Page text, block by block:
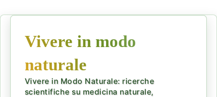
Vivere in modo
naturale
Vivere in Modo Naturale: ricerche
scientifiche su medicina naturale,